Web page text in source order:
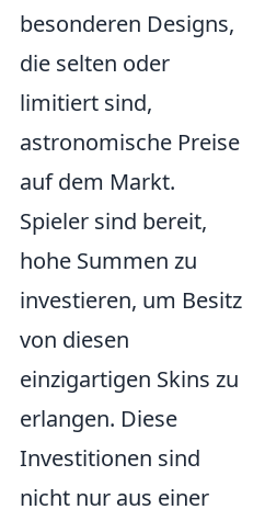
besonderen Designs,
die selten oder
limitiert sind,
astronomische Preise
auf dem Markt.
Spieler sind bereit,
hohe Summen zu
investieren, um Besitz
von diesen
einzigartigen Skins zu
erlangen. Diese
Investitionen sind
nicht nur aus einer